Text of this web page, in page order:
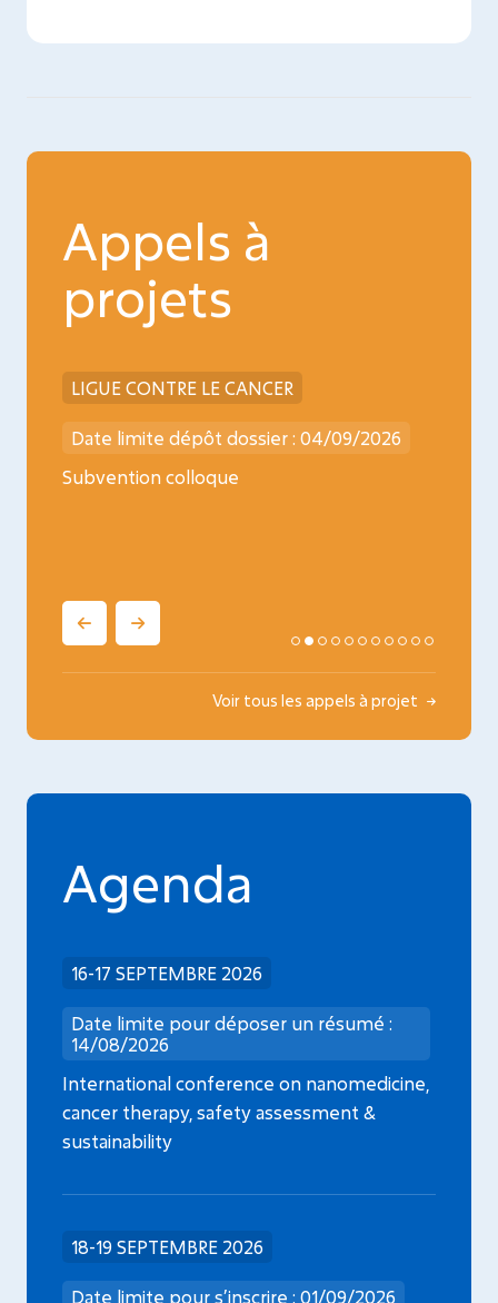
Appels à
projets
LIGUE CONTRE LE CANCER
Date limite dépôt dossier : 04/09/2026
Subvention colloque
Voir tous les appels à projet
Agenda
16-17 SEPTEMBRE 2026
Date limite pour déposer un résumé :
14/08/2026
International conference on nanomedicine,
cancer therapy, safety assessment &
sustainability
18-19 SEPTEMBRE 2026
Date limite pour s’inscrire : 01/09/2026